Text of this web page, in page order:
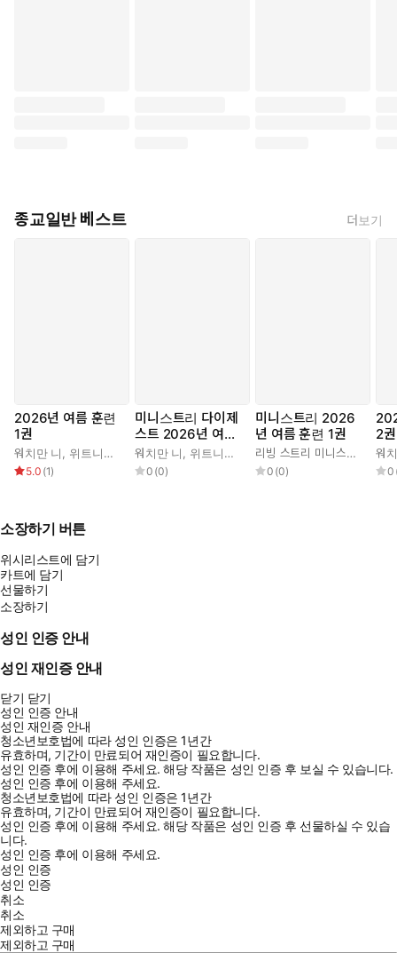
종교일반 베스트 더보기
2026년 여름 훈련
1권
워치만 니, 위트니스 리
5.0 (1)
미니스트리 다이제
스트 2026년 여름
훈련 1권
워치만 니, 위트니스 리
0 (0)
미니스트리 2026
년 여름 훈련 1권
리빙 스트리 미니스트리 편집부
0 (0)
2권
워
0
소장하기 버튼
위시리스트에 담기
카트에 담기
선물하기
소장하기
성인 인증 안내
성인 재인증 안내
닫기 닫기
성인 인증 안내
성인 재인증 안내
청소년보호법에 따라 성인 인증은 1년간
유효하며, 기간이 만료되어 재인증이 필요합니다.
성인 인증 후에 이용해 주세요.해당 작품은 성인 인증 후 보실 수 있습니다.
성인 인증 후에 이용해 주세요.
청소년보호법에 따라 성인 인증은 1년간
유효하며, 기간이 만료되어 재인증이 필요합니다.
성인 인증 후에 이용해 주세요.해당 작품은 성인 인증 후 선물하실 수 있습
니다.
성인 인증 후에 이용해 주세요.
성인 인증
성인 인증
취소
취소
제외하고 구매
제외하고 구매